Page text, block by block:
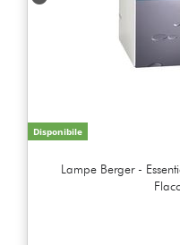
Disponibile
Lampe Berger -